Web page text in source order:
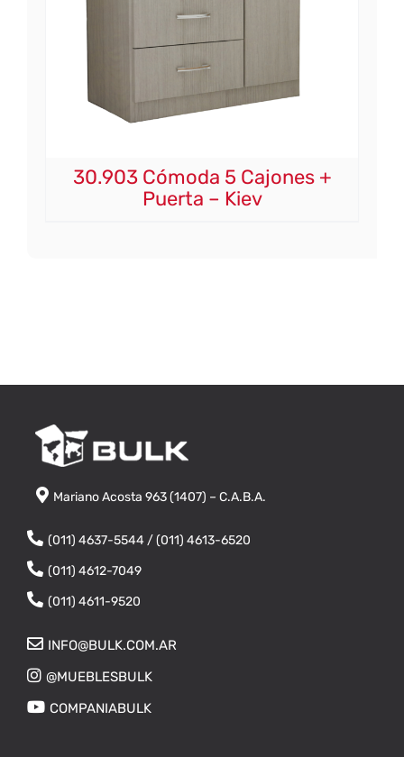
30.903 Cómoda 5 Cajones +
Puerta – Kiev
Mariano Acosta 963 (1407) – C.A.B.A.
(011) 4637-5544 / (011) 4613-6520
(011) 4612-7049
(011) 4611-9520
INFO@BULK.COM.AR
@MUEBLESBULK
COMPANIABULK